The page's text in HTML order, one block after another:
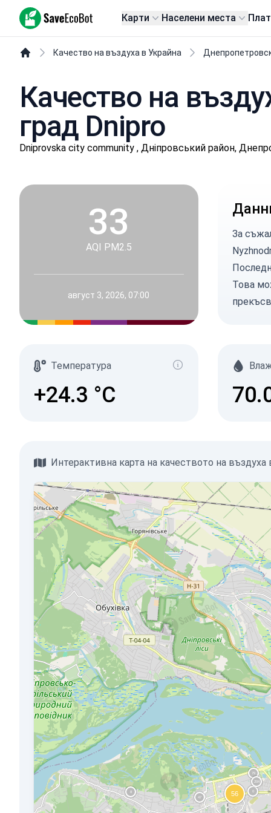
SaveEcoBot Карти Населени места
Качество на въздуха в Украйна
Качество на
град Dnipro
Dniprovska city community , Дніпровський район,
33
AQI PM2.5
август 3, 2026, 07:00
За
Това
Температура
+24.3 °C
Интерактивна карта на качеството на